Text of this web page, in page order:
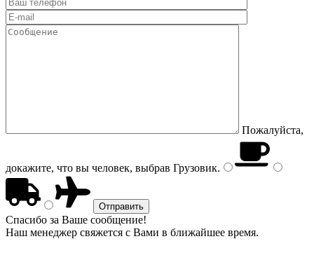
Пожалуйста,
докажите, что вы человек, выбрав Грузовик.
Спасибо за Ваше сообщение!
Наш менеджер свяжется с Вами в ближайшее время.